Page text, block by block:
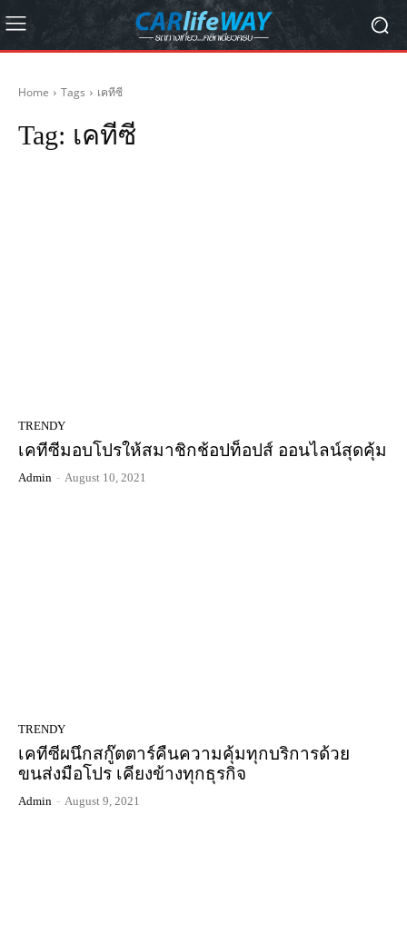
Home Tags เคทีซี
Tag: เคทีซี
TRENDY
เคทีซีมอบโปรให้สมาชิกช้อปท็อปส์ ออนไลน์สุดคุ้ม
Admin - August 10, 2021
TRENDY
เคทีซีผนึกสกู๊ตตาร์คืนความคุ้มทุกบริการด้วย
ขนส่งมือโปร เคียงข้างทุกธุรกิจ
Admin - August 9, 2021